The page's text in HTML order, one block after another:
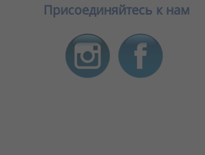
Присоединяйтесь к нам